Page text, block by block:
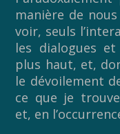
manière de
voir, seuls
les dialogues
plus haut, et,
le dévoilement
ce que je
et, en